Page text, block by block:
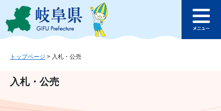
ジ
ュ
文
このページの本文へ
ュ
トップページ > 入札・公売
入札・公売